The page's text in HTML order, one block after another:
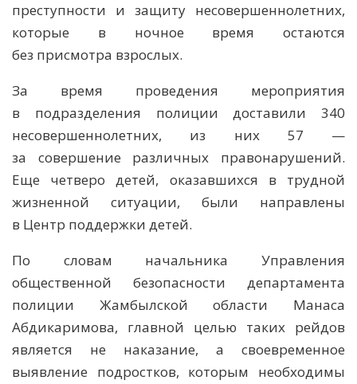
преступности и защиту несовершеннолетних,
которые в ночное время остаются
без присмотра взрослых.
За время проведения мероприятия
в подразделения полиции доставили 340
несовершеннолетних, из них 57 —
за совершение различных правонарушений.
Еще четверо детей, оказавшихся в трудной
жизненной ситуации, были направлены
в Центр поддержки детей.
По словам начальника Управления
общественной безопасности департамента
полиции Жамбылской области Манаса
Абдикаримова, главной целью таких рейдов
является не наказание, а своевременное
выявление подростков, которым необходимы